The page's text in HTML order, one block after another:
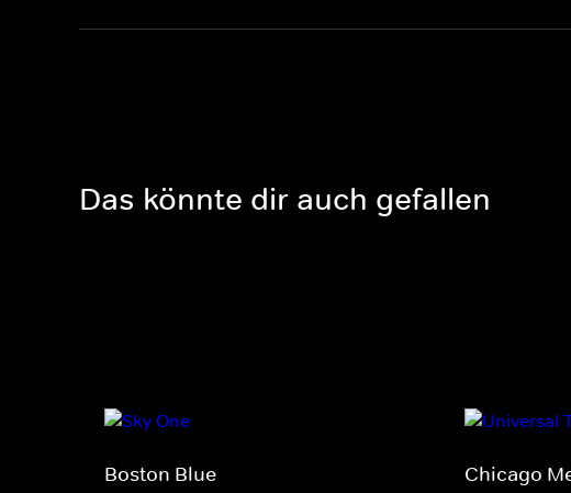
Das könnte dir auch gefallen
Boston Blue Chicago